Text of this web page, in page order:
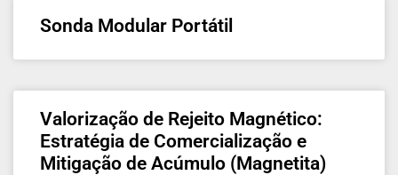
Sonda Modular Portátil
Valorização de Rejeito Magnético:
Estratégia de Comercialização e
Mitigação de Acúmulo (Magnetita)